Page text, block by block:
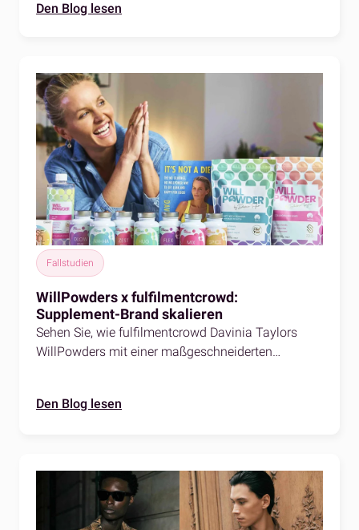
Den Blog lesen
Fallstudien
WillPowders x fulfilmentcrowd:
Supplement-Brand skalieren
Sehen Sie, wie fulfilmentcrowd Davinia Taylors
WillPowders mit einer maßgeschneiderten
Den Blog lesen